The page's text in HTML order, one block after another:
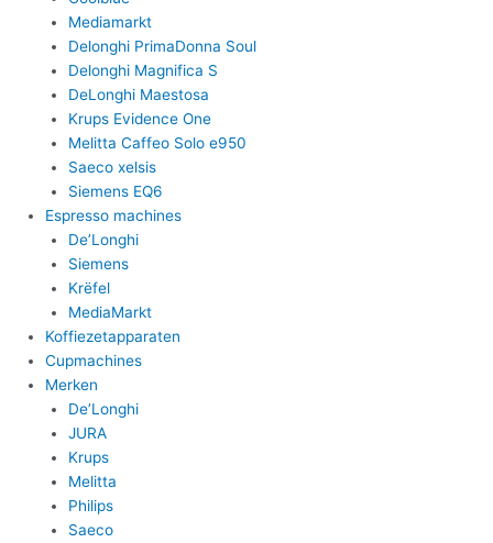
Mediamarkt
Delonghi PrimaDonna Soul
Delonghi Magnifica S
DeLonghi Maestosa
Krups Evidence One
Melitta Caffeo Solo e950
Saeco xelsis
Siemens EQ6
Espresso machines
De’Longhi
Siemens
Krëfel
MediaMarkt
Koffiezetapparaten
Cupmachines
Merken
De’Longhi
JURA
Krups
Melitta
Philips
Saeco